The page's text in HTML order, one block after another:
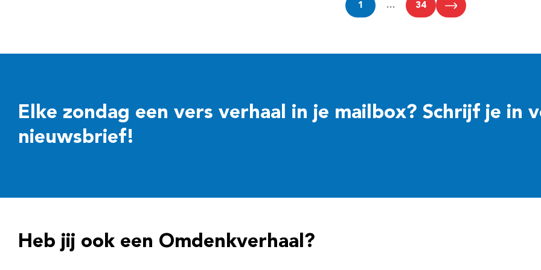
1 … 34
Elke zondag een vers verhaal in je mailbox? Schrijf je in
nieuwsbrief!
Heb jij ook een Omdenkverhaal?